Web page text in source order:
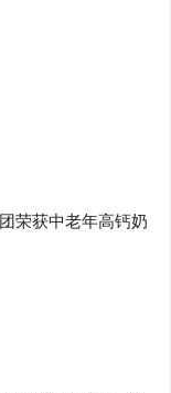
荣获中老年高钙奶